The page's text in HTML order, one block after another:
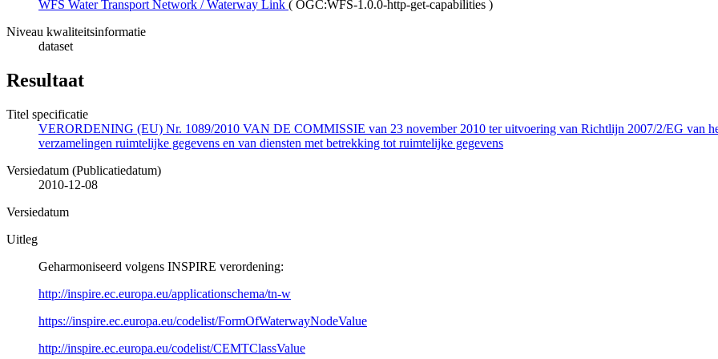
WFS Water Transport Network / Waterway Link ( OGC:WFS-1.0.0-http-get-capabilities )
Niveau kwaliteitsinformatie
dataset
Resultaat
Titel specificatie
VERORDENING (EU) Nr. 1089/2010 VAN DE COMMISSIE van 23 november 2010 ter uitvoering van Richtlijn 2007/2/EG van
verzamelingen ruimtelijke gegevens en van diensten met betrekking tot ruimtelijke gegevens
Versiedatum (Publicatiedatum)
2010-12-08
Versiedatum
Uitleg
Geharmoniseerd volgens INSPIRE verordening:
http://inspire.ec.europa.eu/applicationschema/tn-w
https://inspire.ec.europa.eu/codelist/FormOfWaterwayNodeValue
http://inspire.ec.europa.eu/codelist/CEMTClassValue